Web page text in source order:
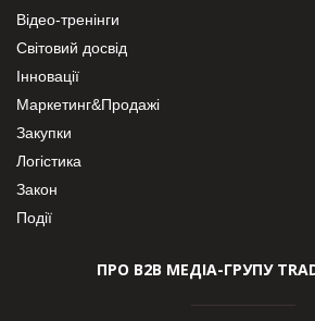
Відео-тренінги
Світовий досвід
Інновації
Маркетинг&Продажі
Закупки
Логістика
Закон
Події
ПРО В2В МЕДІА-ГРУПУ